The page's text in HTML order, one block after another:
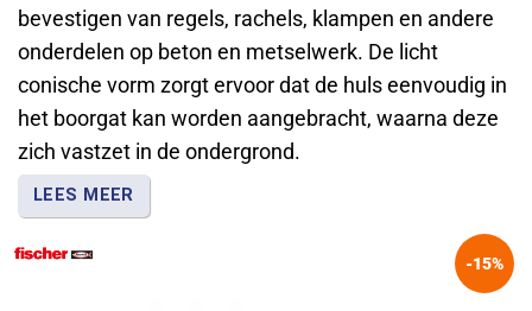
bevestigen van regels, rachels, klampen en andere
onderdelen op beton en metselwerk. De licht
conische vorm zorgt ervoor dat de huls eenvoudig in
het boorgat kan worden aangebracht, waarna deze
zich vastzet in de ondergrond.
LEES MEER
Verkrijgbaar in verschillende diameters en lengtes
-15%